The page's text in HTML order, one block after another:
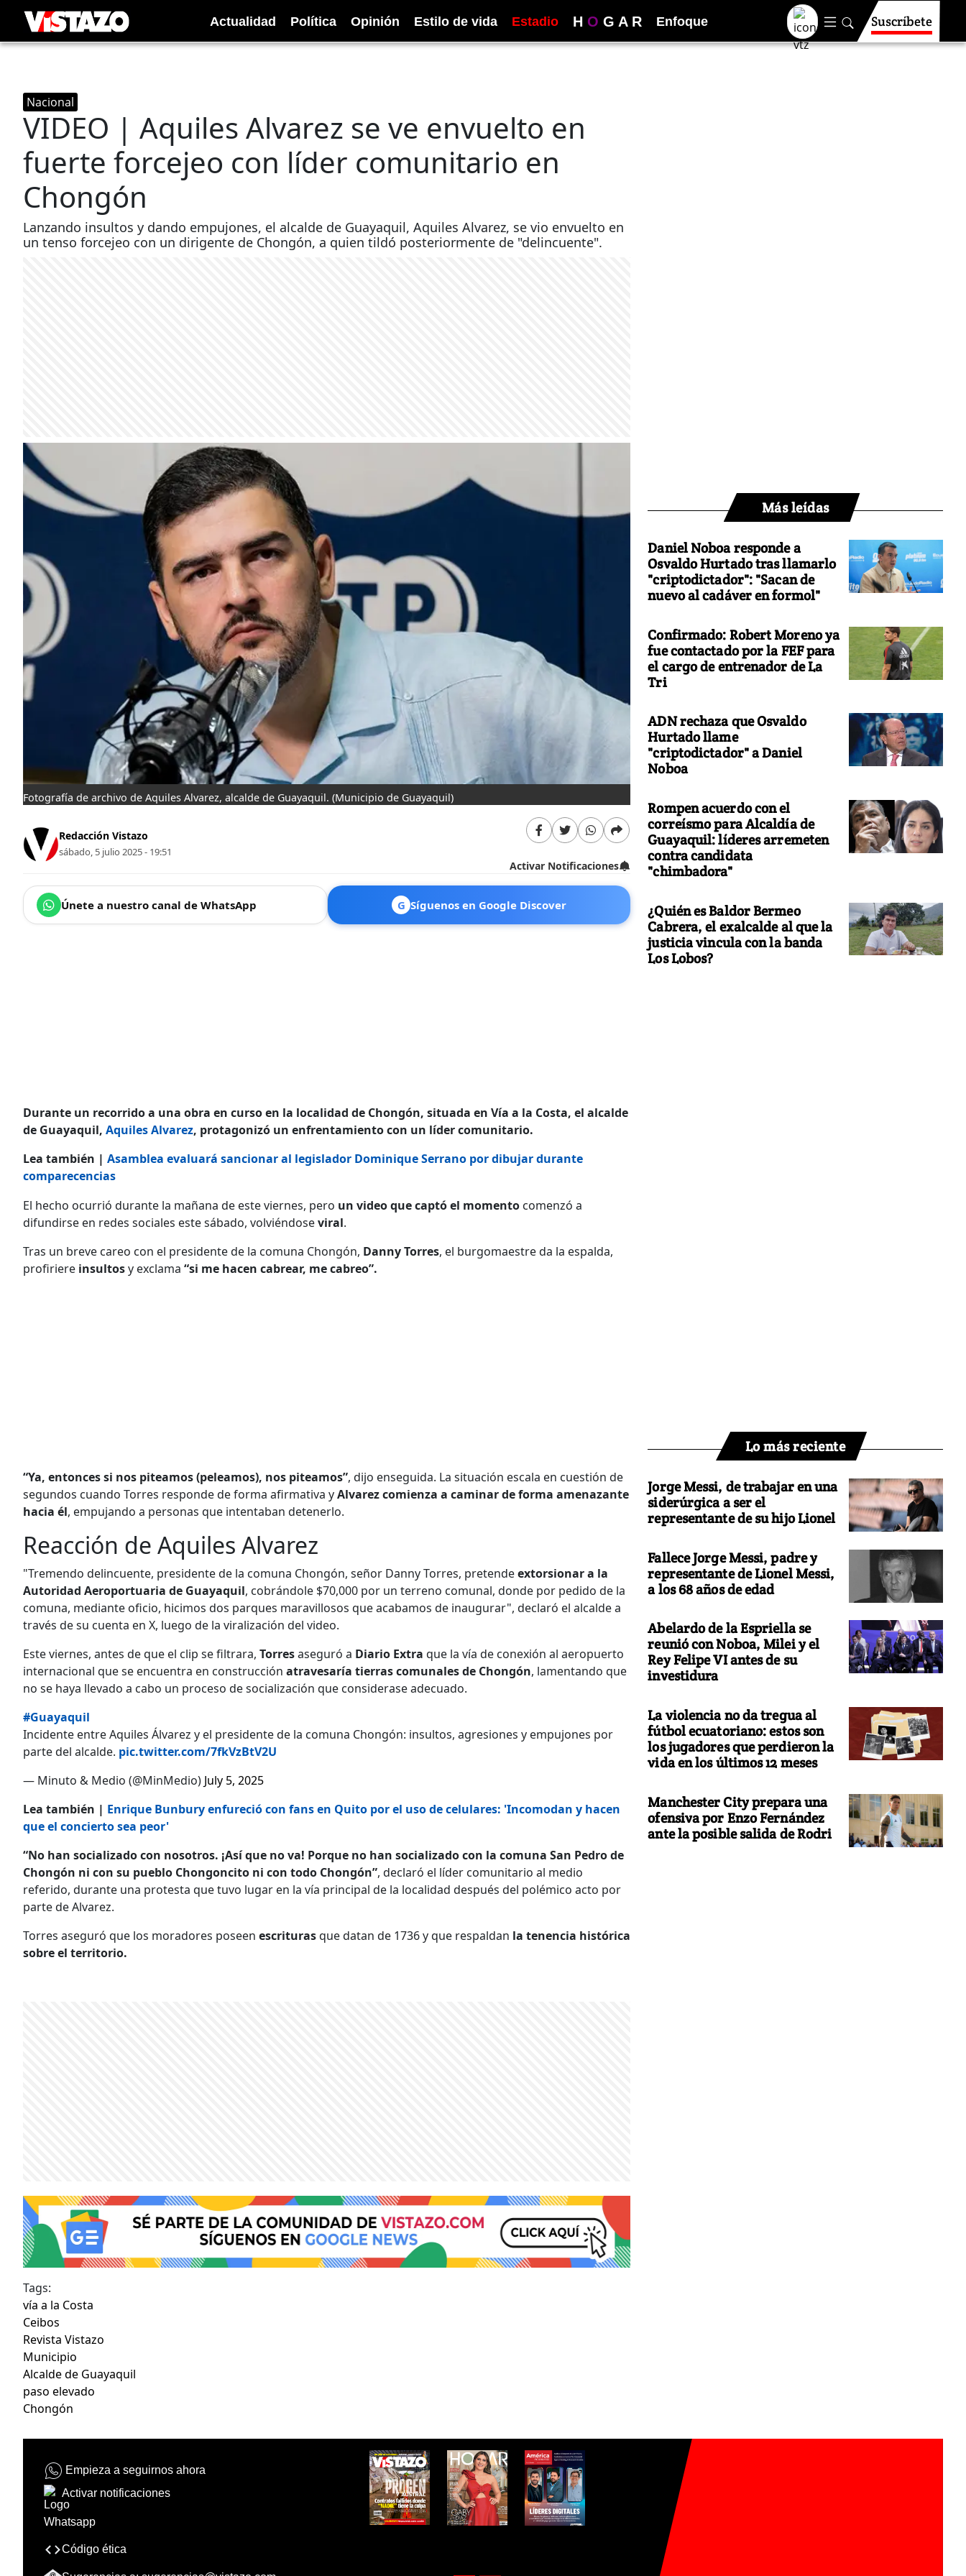
Actualidad Política Opinión Estilo de vida Estadio H O G A R Enfoque Suscríbete
Nacional
VIDEO | Aquiles Alvarez se ve envuelto en
fuerte forcejeo con líder comunitario en
Chongón
Lanzando insultos y dando empujones, el alcalde de Guayaquil, Aquiles Alvarez, se vio envuelto en
un tenso forcejeo con un dirigente de Chongón, a quien tildó posteriormente de "delincuente".
Fotografía de archivo de Aquiles Alvarez, alcalde de Guayaquil. (Municipio de Guayaquil)
Redacción Vistazo
sábado, 5 julio 2025 - 19:51
Activar Notificaciones
Únete a nuestro canal de WhatsApp G Síguenos en Google Discover
Durante un recorrido a una obra en curso en la localidad de Chongón, situada en Vía a la Costa, el alcalde
de Guayaquil, Aquiles Alvarez, protagonizó un enfrentamiento con un líder comunitario.
Lea también | Asamblea evaluará sancionar al legislador Dominique Serrano por dibujar durante
comparecencias
El hecho ocurrió durante la mañana de este viernes, pero un video que captó el momento comenzó a
difundirse en redes sociales este sábado, volviéndoseviral.
Tras un breve careo con el presidente de la comuna Chongón, Danny Torres, el burgomaestre da la espalda,
profiriere insultosy exclama “si me hacen cabrear, me cabreo”.
“Ya, entonces si nos piteamos (peleamos), nos piteamos”, dijo enseguida. La situación escala en cuestión de
segundos cuando Torres responde de forma afirmativa yAlvarez comienza a caminar de forma amenazante
hacia él, empujando a personas que intentaban detenerlo.
Reacción de Aquiles Alvarez
"Tremendo delincuente, presidente de la comuna Chongón, señor Danny Torres, pretendeextorsionar a la
Autoridad Aeroportuaria de Guayaquil, cobrándole $70,000 por un terreno comunal, donde por pedido de la
comuna, mediante oficio, hicimos dos parques maravillosos que acabamos de inaugurar", declaró el alcalde a
través de su cuenta en X, luego de la viralización del video.
Este viernes, antes de que el clip se filtrara, Torresaseguró a Diario Extra que la vía de conexión al aeropuerto
internacional que se encuentra en construcción atravesaría tierras comunales de Chongón, lamentando que
no se haya llevado a cabo un proceso de socialización que considerase adecuado.
#Guayaquil
Incidente entre Aquiles Álvarez y el presidente de la comuna Chongón: insultos, agresiones y empujones por
parte del alcalde. pic.twitter.com/7fkVzBtV2U
— Minuto & Medio (@MinMedio) July 5, 2025
Lea también | Enrique Bunbury enfureció con fans en Quito por el uso de celulares: 'Incomodan y hacen
que el concierto sea peor'
“No han socializado con nosotros. ¡Así que no va! Porque no han socializado con la comuna San Pedro de
Chongón ni con su pueblo Chongoncito ni con todo Chongón”, declaró el líder comunitario al medio
referido, durante una protesta que tuvo lugar en la vía principal de la localidad después del polémico acto por
parte de Alvarez.
Torres aseguró que los moradores poseen escriturasque datan de 1736 y que respaldan la tenencia histórica
sobre el territorio.
Tags:
vía a la Costa
Ceibos
Revista Vistazo
Municipio
Alcalde de Guayaquil
paso elevado
Chongón
Más leídas
Daniel Noboa responde a
Osvaldo Hurtado tras llamarlo
"criptodictador": "Sacan de
nuevo al cadáver en formol"
Confirmado: Robert Moreno ya
fue contactado por la FEF para
el cargo de entrenador de La
Tri
ADN rechaza que Osvaldo
Hurtado llame
"criptodictador" a Daniel
Noboa
Rompen acuerdo con el
correísmo para Alcaldía de
Guayaquil: líderes arremeten
contra candidata
"chimbadora"
¿Quién es Baldor Bermeo
Cabrera, el exalcalde al que la
justicia vincula con la banda
Los Lobos?
Lo más reciente
Jorge Messi, de trabajar en una
siderúrgica a ser el
representante de su hijo Lionel
Fallece Jorge Messi, padre y
representante de Lionel Messi,
a los 68 años de edad
Abelardo de la Espriella se
reunió con Noboa, Milei y el
Rey Felipe VI antes de su
investidura
La violencia no da tregua al
fútbol ecuatoriano: estos son
los jugadores que perdieron la
vida en los últimos 12 meses
Manchester City prepara una
ofensiva por Enzo Fernández
ante la posible salida de Rodri
Empieza a seguirnos ahora
Activar notificaciones
Código ética